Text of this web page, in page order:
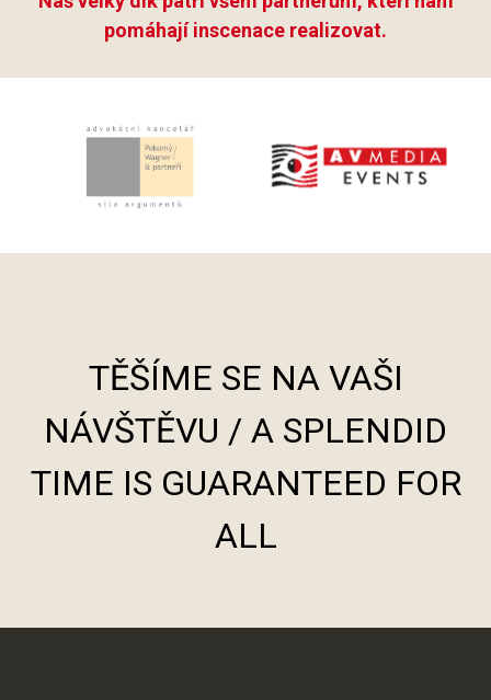
pomáhají inscenace realizovat.
TĚŠÍME SE NA VAŠI
NÁVŠTĚVU / A SPLENDID
TIME IS GUARANTEED FOR
ALL